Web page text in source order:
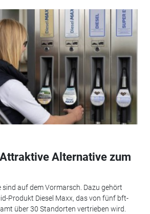
Alternative zum
auf dem Vormarsch. Dazu gehört
Produkt Diesel Maxx, das von fünf bft-
über 30 Standorten vertrieben wird.